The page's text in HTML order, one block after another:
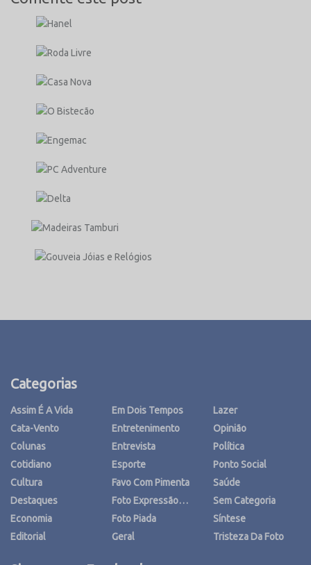
Categorias
Assim É A Vida
Cata-Vento
Colunas
Cotidiano
Cultura
Destaques
Economia
Editorial
Em Dois Tempos
Entretenimento
Entrevista
Esporte
Favo Com Pimenta
Foto Expressão…
Foto Piada
Geral
Lazer
Opinião
Política
Ponto Social
Saúde
Sem Categoria
Síntese
Tristeza Da Foto